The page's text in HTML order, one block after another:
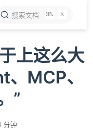
搜索文档 K
上这么大
MCP、
”
分钟